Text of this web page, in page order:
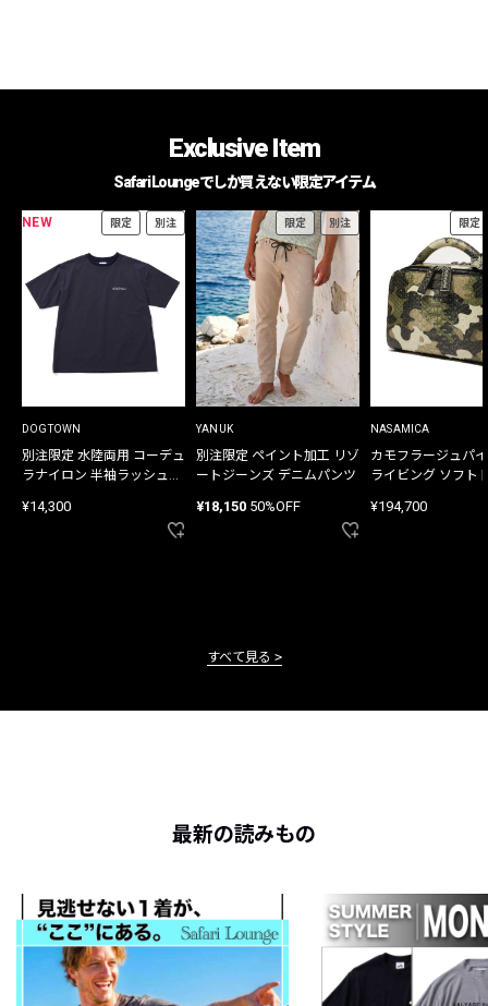
Exclusive Item
Safari Loungeでしか買えない限定アイテム
NEW 限定 別注
DOGTOWN
別注限定 水陸両用 コーデュ
ラナイロン 半袖ラッシュガ
¥14,300
限定 別注
YANUK
別注限定 ペイント加工 リゾ
ートジーンズ デニムパンツ
¥18,150 50%OFF
限定
NASAMICA
カモフラージュパ
ライビング ソフト
¥194,700
すべて見る
最新の読みもの